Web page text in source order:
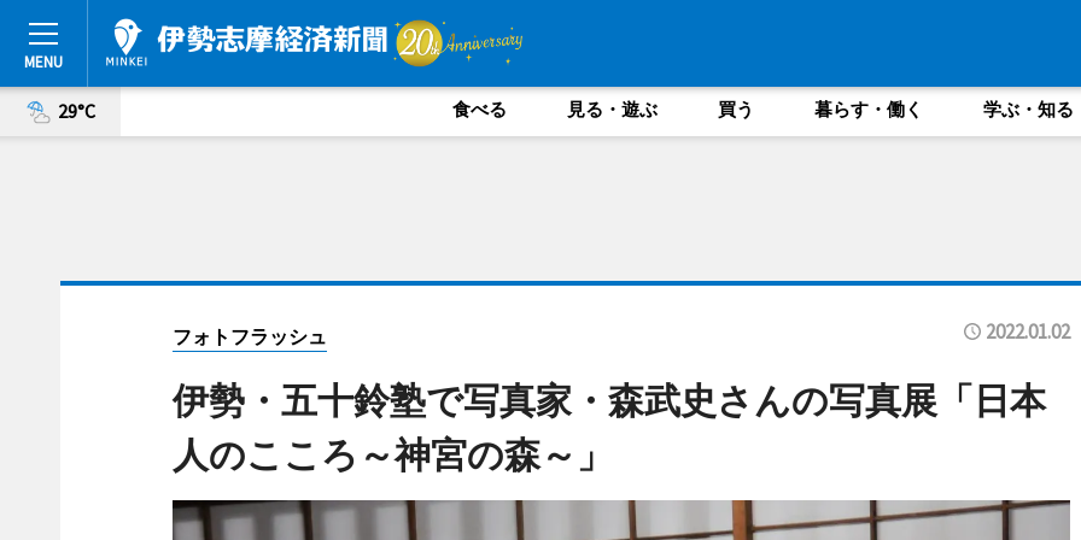
29°C 食べる 見る・遊ぶ 買う 暮らす・働く 学ぶ・知る
フォトフラッシュ 2022.01.02
伊勢・五十鈴塾で写真家・森武史さんの写真展「日本
人のこころ～神宮の森～」